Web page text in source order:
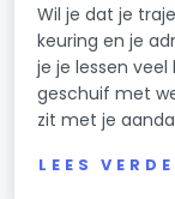
Wil je dat je
keuring en je
je je lessen
geschuif met
zit met je
LEES